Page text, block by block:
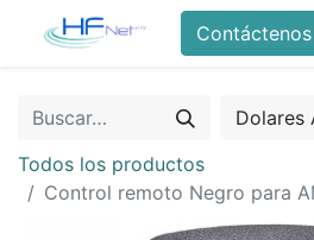
Contáctenos
Dolares
Todos los productos
Control remoto Negro para